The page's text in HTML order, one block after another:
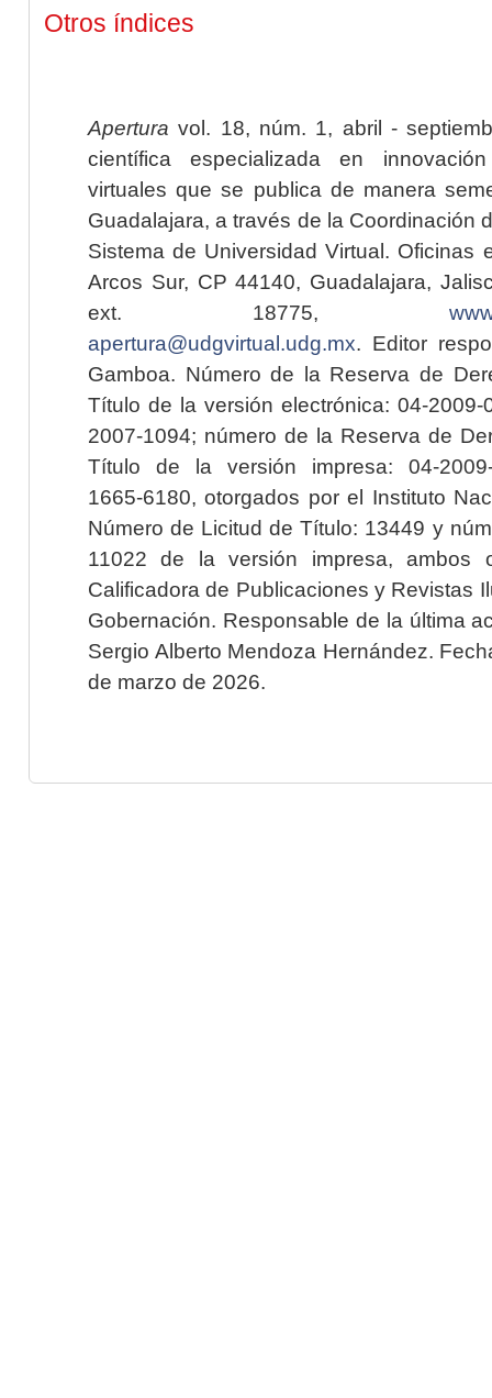
Otros índices
Apertura vol. 18, núm. 1, abril -
científica especializada en
virtuales que se publica de manera
Guadalajara, a través de la Coordinación
Sistema de Universidad Virtual. Oficinas
Arcos Sur, CP 44140, Guadalajara,
ext. 18775,
apertura@udgvirtual.udg.mx. Editor
Gamboa. Número de la Reserva de
Título de la versión electrónica: 04-2009-
2007-1094; número de la Reserva de
Título de la versión impresa: 04-2009-
1665-6180, otorgados por el Instituto
Número de Licitud de Título: 13449 y
11022 de la versión impresa, ambos
Calificadora de Publicaciones y Revistas
Gobernación. Responsable de la última
Sergio Alberto Mendoza Hernández.
de marzo de 2026.